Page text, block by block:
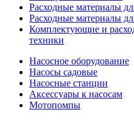
Расходные материалы
Расходные материалы
Комплектующие и
техники
Насосное оборудование
Насосы садовые
Насосные станции
Аксессуары к насосам
Мотопомпы